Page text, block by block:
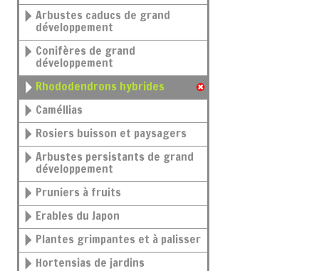
Arbustes caducs de grand
développement
Conifères de grand
développement
Rhododendrons hybrides
Caméllias
Rosiers buisson et paysagers
Arbustes persistants de grand
développement
Pruniers à fruits
Erables du Japon
Plantes grimpantes et à palisser
Hortensias de jardins